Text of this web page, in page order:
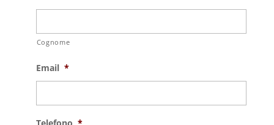
Cognome
Email *